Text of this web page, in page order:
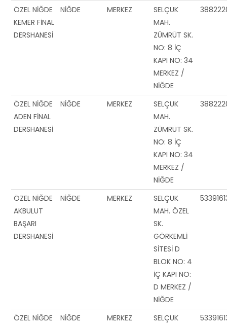
ÖZEL NİĞDE
KEMER FİNAL
DERSHANESİ
NİĞDE MERKEZ
SELÇUK
MAH.
ZÜMRÜT SK.
NO: 8 İÇ
KAPI NO: 34
MERKEZ /
NİĞDE
ÖZEL NİĞDE
ADEN FİNAL
DERSHANESİ
NİĞDE MERKEZ
SELÇUK
MAH.
ZÜMRÜT SK.
NO: 8 İÇ
KAPI NO: 34
MERKEZ /
NİĞDE
ÖZEL NİĞDE
AKBULUT
BAŞARI
DERSHANESİ
NİĞDE MERKEZ
SELÇUK
MAH. ÖZEL
SK.
GÖRKEMLİ
SİTESİ D
BLOK NO: 4
İÇ KAPI NO:
D MERKEZ /
NİĞDE
ÖZEL NİĞDE
NİĞDE MERKEZ
SELÇUK